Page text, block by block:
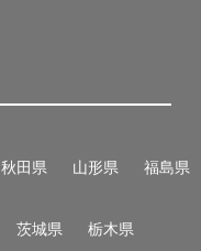
秋田県 山形県 福島県
茨城県
栃木県